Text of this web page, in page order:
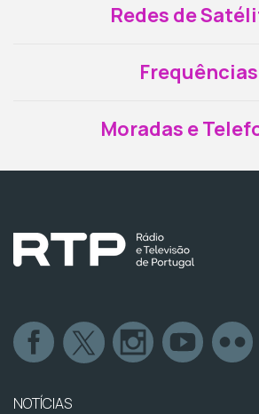
Redes de
Frequências
Moradas e
NOTÍCIAS